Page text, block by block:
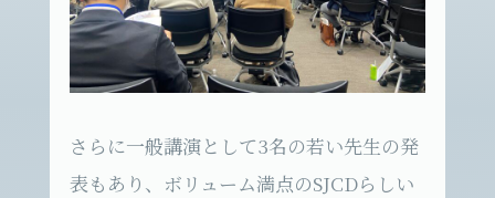
さらに一般講演として3名の若い先生の発
表もあり、ボリューム満点のSJCDらしい